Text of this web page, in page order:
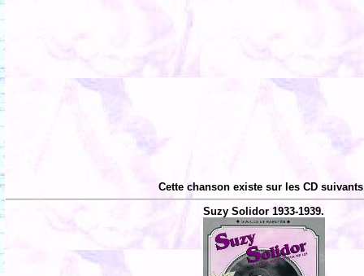
Cette chanson existe sur les CD
Suzy Solidor 1933-1939.